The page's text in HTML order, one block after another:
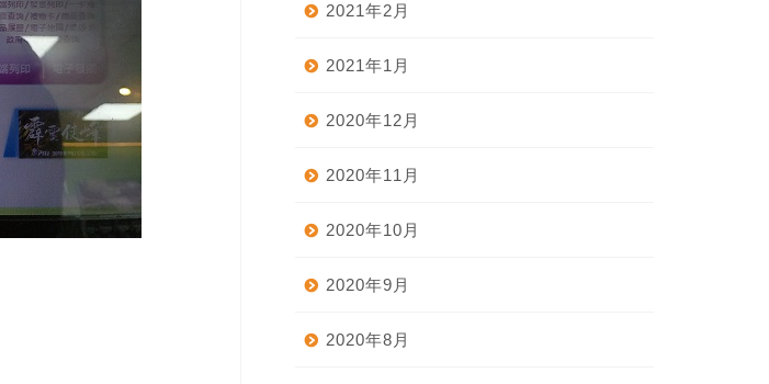
2021年2月
2021年1月
2020年12月
2020年11月
2020年10月
2020年9月
2020年8月